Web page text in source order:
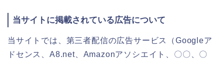
当サイトに掲載されている広告について
当サイトでは、第三者配信の広告サービス（Googleア
ドセンス、A8.net、Amazonアソシエイト、〇〇、〇